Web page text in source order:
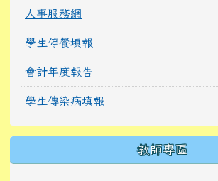
人事服務網
學生停餐填報
會計年度報告
學生傳染病填報
教師專區